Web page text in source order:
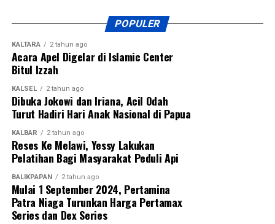
POPULER
KALTARA 2 tahun ago
Acara Apel Digelar di Islamic Center
Bitul Izzah
KALSEL 2 tahun ago
Dibuka Jokowi dan Iriana, Acil Odah
Turut Hadiri Hari Anak Nasional di Papua
KALBAR 2 tahun ago
Reses Ke Melawi, Yessy Lakukan
Pelatihan Bagi Masyarakat Peduli Api
BALIKPAPAN 2 tahun ago
Mulai 1 September 2024, Pertamina
Patra Niaga Turunkan Harga Pertamax
Series dan Dex Series